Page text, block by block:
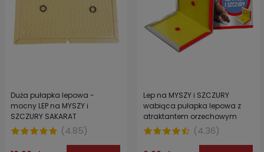
Duża pułapka lepowa -
mocny LEP na MYSZY i
SZCZURY SAKARAT
(4.85)
Lep na MYSZY i SZCZURY
wabiąca pułapka lepowa z
atraktantem orzechowym
BROS
(4.36)